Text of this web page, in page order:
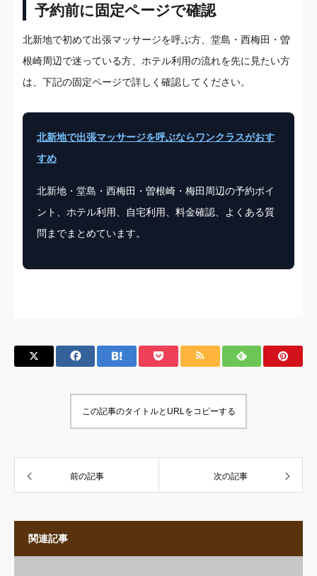
予約前に固定ページで確認
北新地で初めて出張マッサージを呼ぶ方、堂島・西梅田・曽
根崎周辺で迷っている方、ホテル利用の流れを先に見たい方
は、下記の固定ページで詳しく確認してください。
北新地で出張マッサージを呼ぶならワンクラスがおす
すめ
北新地・堂島・西梅田・曽根崎・梅田周辺の予約ポイ
ント、ホテル利用、自宅利用、料金確認、よくある質
問までまとめています。
この記事のタイトルとURLをコピーする
前の記事 次の記事
関連記事